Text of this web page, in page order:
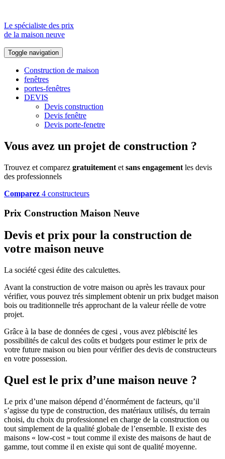
Le spécialiste des prix
de la maison neuve
Toggle navigation
Construction de maison
fenêtres
portes-fenêtres
DEVIS
Devis construction
Devis fenêtre
Devis porte-fenetre
Vous avez un projet de construction ?
Trouvez et comparez gratuitement et sans engagement les devis
des professionnels
Comparez 4 constructeurs
Prix Construction Maison Neuve
Devis et prix pour la construction de
votre maison neuve
La société cgesi édite des calculettes.
Avant la construction de votre maison ou après les travaux pour
vérifier, vous pouvez trés simplement obtenir un prix budget maison
bois ou traditionnelle trés approchant de la valeur réelle de votre
projet.
Grâce à la base de données de cgesi , vous avez plébiscité les
possibilités de calcul des coûts et budgets pour estimer le prix de
votre future maison ou bien pour vérifier des devis de constructeurs
en votre possession.
Quel est le prix d’une maison neuve ?
Le prix d’une maison dépend d’énormément de facteurs, qu’il
s’agisse du type de construction, des matériaux utilisés, du terrain
choisi, du choix du professionnel en charge de la construction ou
tout simplement de la qualité globale de l’ensemble. Il existe des
maisons « low-cost » tout comme il existe des maisons de haut de
gamme, tout comme il en existe qui sont de qualité moyenne.